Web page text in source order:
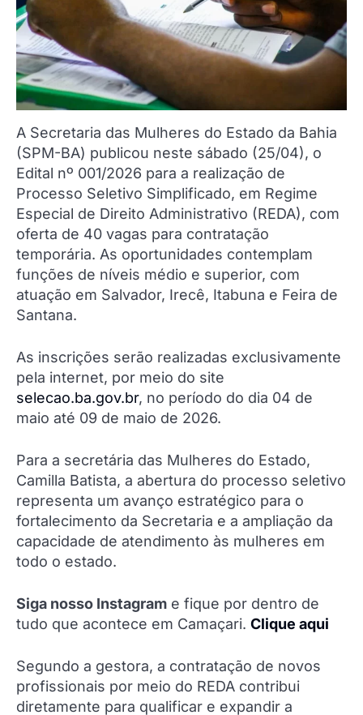
A Secretaria das Mulheres do Estado da Bahia
(SPM-BA) publicou neste sábado (25/04), o
Edital nº 001/2026 para a realização de
Processo Seletivo Simplificado, em Regime
Especial de Direito Administrativo (REDA), com
oferta de 40 vagas para contratação
temporária. As oportunidades contemplam
funções de níveis médio e superior, com
atuação em Salvador, Irecê, Itabuna e Feira de
Santana.
As inscrições serão realizadas exclusivamente
pela internet, por meio do site
selecao.ba.gov.br, no período do dia 04 de
maio até 09 de maio de 2026.
Para a secretária das Mulheres do Estado,
Camilla Batista, a abertura do processo seletivo
representa um avanço estratégico para o
fortalecimento da Secretaria e a ampliação da
capacidade de atendimento às mulheres em
todo o estado.
Siga nosso Instagram e fique por dentro de
tudo que acontece em Camaçari. Clique aqui
Segundo a gestora, a contratação de novos
profissionais por meio do REDA contribui
diretamente para qualificar e expandir a